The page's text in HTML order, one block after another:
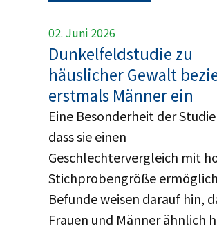
02. Juni 2026
Dunkelfeldstudie zu
häuslicher Gewalt
erstmals Männer ein
Eine Besonderheit der
dass sie einen
Geschlechtervergleich mit
Stichprobengröße
Befunde weisen darauf hin,
Frauen und Männer ähnlich